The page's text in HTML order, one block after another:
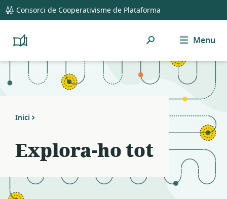
global
navigation
Consorci de Cooperativisme de Plataforma
Platform
Resource
Cerca Menu
Inici
Explora-ho tot
Notifications
21
filters
Resource